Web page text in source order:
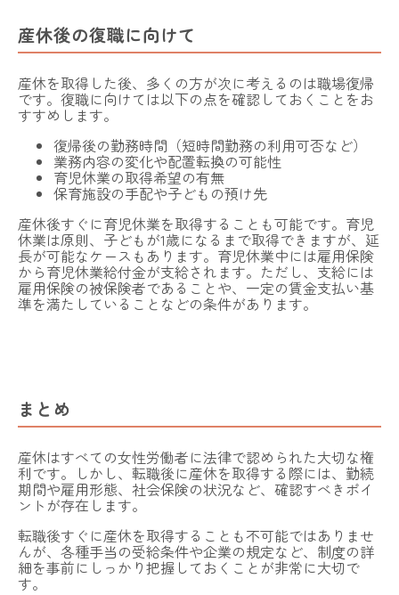
産休後の復職に向けて
産休を取得した後、多くの方が次に考えるのは職場復帰
です。復職に向けては以下の点を確認しておくことをお
すすめします。
復帰後の勤務時間（短時間勤務の利用可否など）
業務内容の変化や配置転換の可能性
育児休業の取得希望の有無
保育施設の手配や子どもの預け先
産休後すぐに育児休業を取得することも可能です。育児
休業は原則、子どもが1歳になるまで取得できますが、延
長が可能なケースもあります。育児休業中には雇用保険
から育児休業給付金が支給されます。ただし、支給には
雇用保険の被保険者であることや、一定の賃金支払い基
準を満たしていることなどの条件があります。
まとめ
産休はすべての女性労働者に法律で認められた大切な権
利です。しかし、転職後に産休を取得する際には、勤続
期間や雇用形態、社会保険の状況など、確認すべきポイ
ントが存在します。
転職後すぐに産休を取得することも不可能ではありませ
んが、各種手当の受給条件や企業の規定など、制度の詳
細を事前にしっかり把握しておくことが非常に大切で
す。